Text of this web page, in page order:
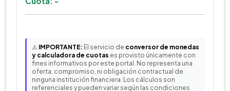
⚠️ IMPORTANTE: El servicio de conversor de monedas
y calculadora de cuotas es provisto únicamente con
fines informativos por este portal. No representa una
oferta, compromiso, ni obligación contractual de
ninguna institución financiera. Los cálculos son
referenciales y pueden variar según las condiciones